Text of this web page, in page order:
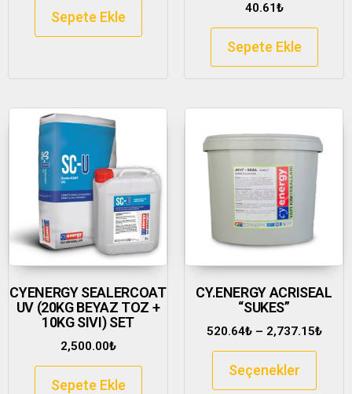
Sepete Ekle
40.61₺
Sepete Ekle
CYENERGY SEALERCOAT
UV (20KG BEYAZ TOZ +
10KG SIVI) SET
2,500.00₺
Sepete Ekle
CY.ENERGY ACRISEAL
“SUKES”
520.64₺ – 2,737.15₺
Seçenekler